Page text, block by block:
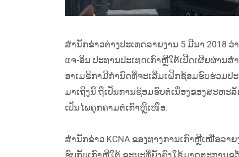
ສຳນັກຂ່າວຕ່າງປະເທດລາຍງານ 5 ມີນາ 2018
ແຈ-ອິນ ປະທານປະເທດເກົາຫຼີໃຕ້ເປີດເຜີຍຜ່ານ
ອາເມຣິກາມີກຳນົດທີ່ຈະເລີ່ມເຝິກຊ້ອມຮົບຮ່ວມປ
ມາເຖິງນີ້ ຖືເປັນການຊ້ອມຮົບຕໍ່ເນື່ອງຂອງສະຫະ
ເປັນໄພຄຸກຄາມຕໍ່ເກົາຫຼີເໜືອ.
ສຳນັກຂ່າວ KCNA ຂອງທາງການເກົາຫຼີເໜືອລ